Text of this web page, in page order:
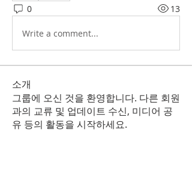
0 13
Write a comment...
소개
그룹에 오신 것을 환영합니다. 다른 회원
과의 교류 및 업데이트 수신, 미디어 공
유 등의 활동을 시작하세요.